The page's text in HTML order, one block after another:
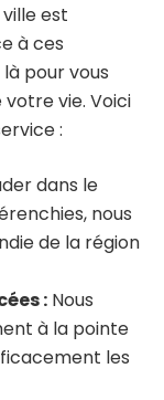
est
à ces
pour vous
vie. Voici
:
dans le
nous
de la région
: Nous
à la pointe
les